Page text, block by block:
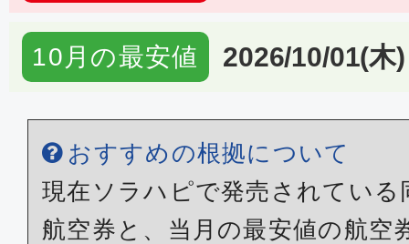
10月の最安値 2026/10/01(木)
おすすめの根拠について
現在ソラハピで発売されている
航空券と、当月の最安値の航空